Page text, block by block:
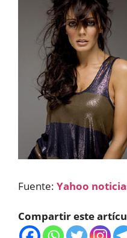
Fuente: Yahoo
Compartir este